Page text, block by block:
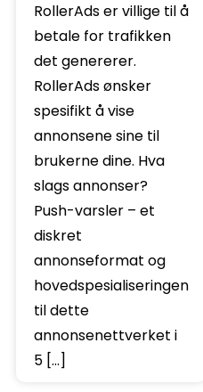
RollerAds er villige til å
betale for trafikken
det genererer.
RollerAds ønsker
spesifikt å vise
annonsene sine til
brukerne dine. Hva
slags annonser?
Push-varsler – et
diskret
annonseformat og
hovedspesialiseringen
til dette
annonsenettverket i
5 […]